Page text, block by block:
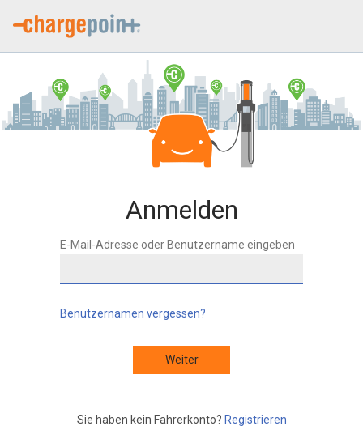
Anmelden
E-Mail-Adresse oder Benutzername eingeben
Benutzernamen vergessen?
Weiter
Sie haben kein Fahrerkonto? Registrieren